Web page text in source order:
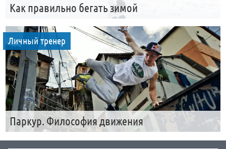
Как правильно бегать зимой
Личный тренер
Паркур. Философия движения